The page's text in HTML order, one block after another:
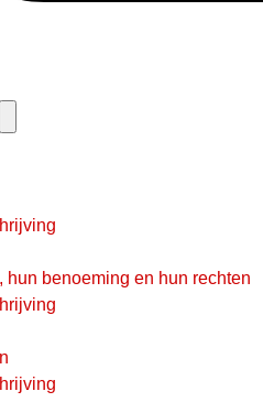
hun benoeming en hun rechten